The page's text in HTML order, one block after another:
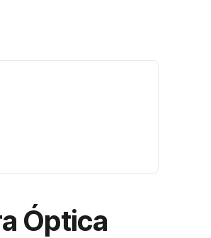
Óptica